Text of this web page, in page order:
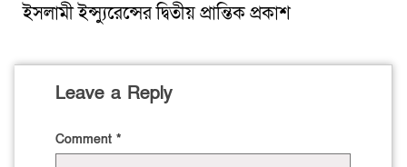
ইসলামী ইন্স্যুরেন্সের দ্বিতীয় প্রান্তিক প্রকাশ
Leave a Reply
Comment *